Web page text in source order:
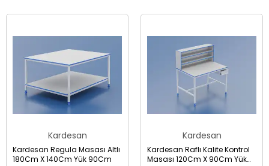
Kardesan
Kardesan Regula Masası Altlı
180Cm X 140Cm Yük 90Cm
Kardesan
Kardesan Raflı Kalite Kontrol
Masası 120Cm X 90Cm Yük